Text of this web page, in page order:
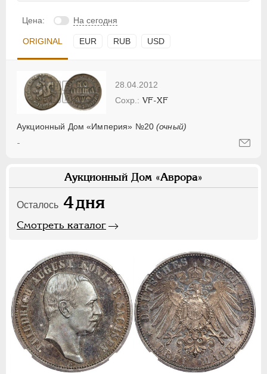
Цена: На сегодня
ORIGINAL EUR RUB USD
28.04.2012
Аукционный Дом «Империя» №20(очный)
VF-XF
-
Аукционный Дом «Аврора»
Осталось 4дня
Смотреть каталог